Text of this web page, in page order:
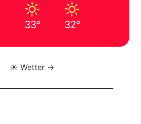
33° 32°
☀️ Wetter →